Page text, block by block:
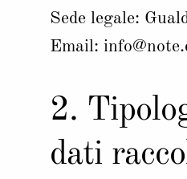
Sede legale:
Email:
2.
dati